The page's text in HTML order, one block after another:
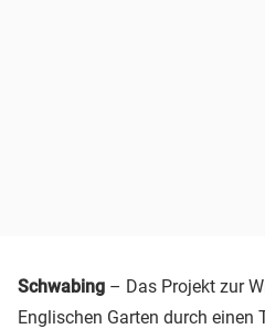
Schwabing – Das Projekt zur
Englischen Garten durch einen